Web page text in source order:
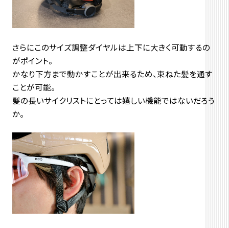
さらにこのサイズ調整ダイヤルは上下に大きく可動するの
がポイント。
かなり下方まで動かすことが出来るため、束ねた髪を通す
ことが可能。
髪の長いサイクリストにとっては嬉しい機能ではないだろう
か。